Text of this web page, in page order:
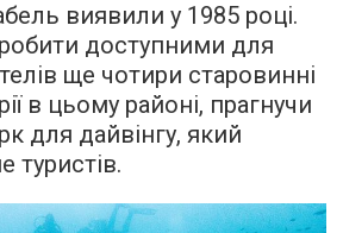
виявили у 1985 році.
доступними для
ще чотири старовинні
в цьому районі, прагнучи
для дайвінгу, який
туристів.